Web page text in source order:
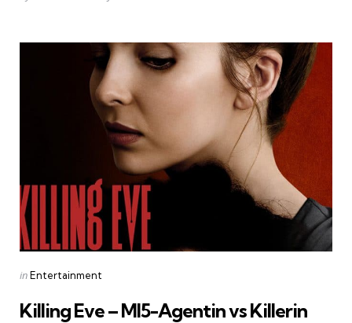
Categories
Posted
inEntertainment
Killing Eve – MI5-Agentin vs Killerin